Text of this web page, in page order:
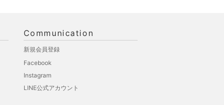
Communication
新規会員登録
Facebook
Instagram
LINE公式アカウント